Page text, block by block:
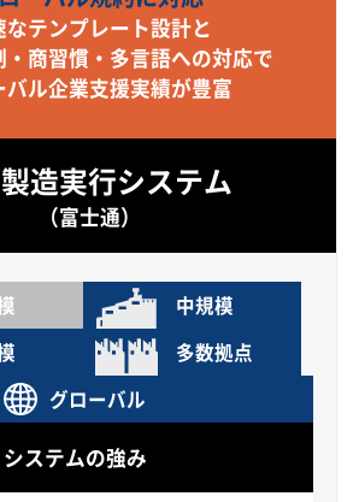
なテンプレート設計と
商習慣・多言語への対応で
バル企業支援実績が豊富
造実行システム
（富士通）
中規模
多数拠点
グローバル
システムの強み